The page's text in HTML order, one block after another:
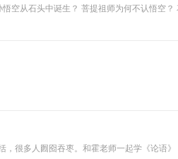
空从石头中诞生？ 菩提祖师为何不认悟空
一部关于修心养性的智慧宝典。唐伯不虎，
立地成佛”，这一切都需要用更有趣、更细
，很多人囫囵吞枣。和霍老师一起学《论语